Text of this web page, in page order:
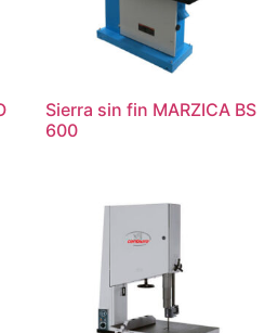
Sierra sin fin MARZICA BS
600